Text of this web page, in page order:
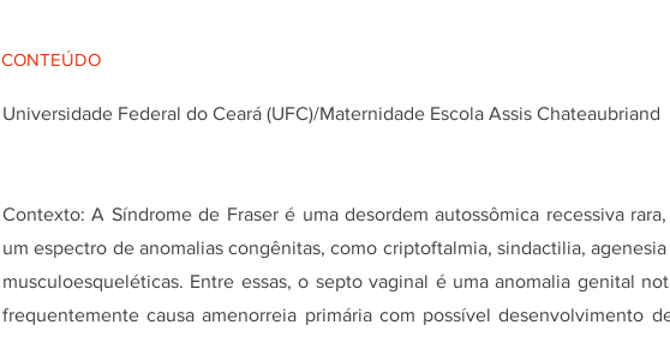
CONTEÚDO
Universidade Federal do Ceará (UFC)/Maternidade Escola Assis Chateaubriand
Contexto: A Síndrome de Fraser é uma desordem autossômica recessiva
um espectro de anomalias congênitas, como criptoftalmia, sindactilia,
musculoesqueléticas. Entre essas, o septo vaginal é uma anomalia genital
frequentemente causa amenorreia primária com possível desenvolvimento